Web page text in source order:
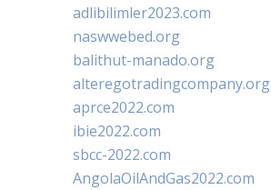
adlibilimler2023.com
naswwebed.org
balithut-manado.org
alteregotradingcompany.org
aprce2022.com
ibie2022.com
sbcc-2022.com
AngolaOilAndGas2022.com